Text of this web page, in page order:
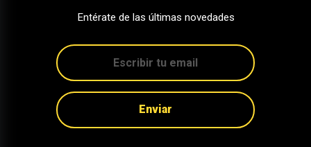
Entérate de las últimas novedades
Enviar